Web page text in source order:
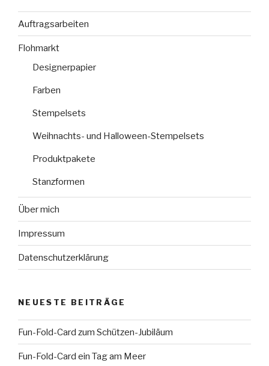
Auftragsarbeiten
Flohmarkt
Designerpapier
Farben
Stempelsets
Weihnachts- und Halloween-Stempelsets
Produktpakete
Stanzformen
Über mich
Impressum
Datenschutzerklärung
NEUESTE BEITRÄGE
Fun-Fold-Card zum Schützen-Jubiläum
Fun-Fold-Card ein Tag am Meer